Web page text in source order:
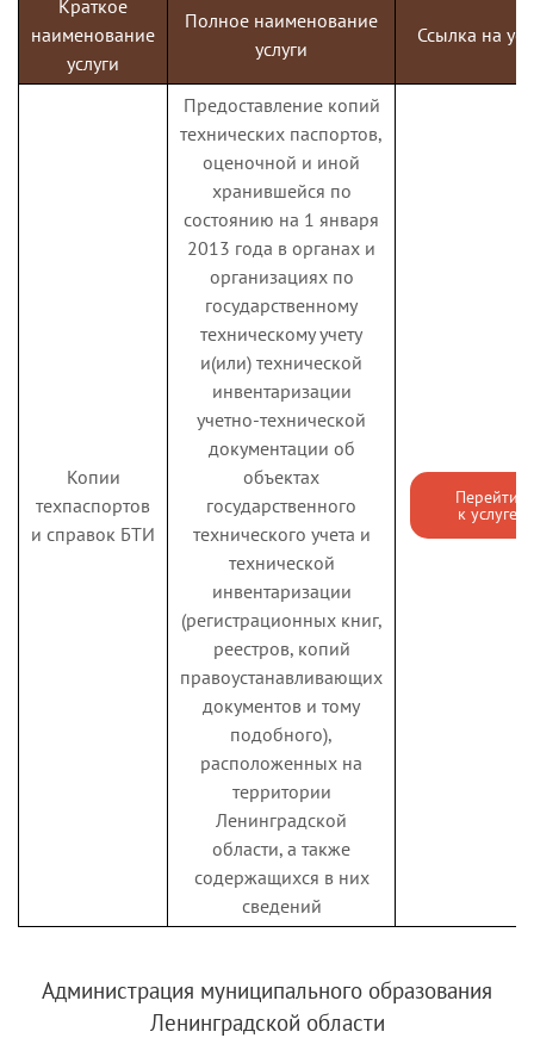
граждан
Государственная
услуга по
назначению
ежемесячной
денежной
компенсации части
расходов на оплату
коммунальной
услуги по
обращению с
твердыми
коммунальными
отходами
Государственная
услуга по
назначению
ежемесячной
выплаты на
ребенка, которому
не выдано
направление в
муниципальную
образовательную
организацию,
реализующую
образовательную
программу
дошкольного
образования, в
Ленинградской
области в связи с
поставленного на
учет на получение
Краткое
наименование
услуги
Полное наименование
услуги
Ссылка на
Копии
техпаспортов
и справок БТИ
Предоставление копий
технических паспортов,
оценочной и иной
хранившейся по
состоянию на 1 января
2013 года в органах и
организациях по
государственному
техническому учету
и(или) технической
инвентаризации
учетно-технической
документации об
объектах
государственного
технического учета и
технической
инвентаризации
(регистрационных книг,
реестров, копий
правоустанавливающих
документов и тому
подобного),
расположенных на
территории
Ленинградской
области, а также
содержащихся в них
сведений
Перейти
к услуге
Администрация муниципального образования
Ленинградской области